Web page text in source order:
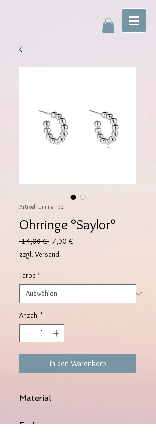
Artikelnummer: 52
Ohrringe °Saylor°
14,00 € Standardpreis
7,00 €
zzgl. Versand
Farbe *
Anzahl *
In den Warenkorb
Material
Farben